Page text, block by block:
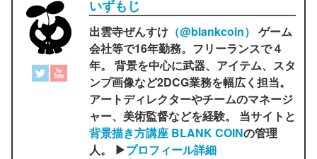
いずもじ
出雲寺ぜんすけ （‎@blankcoin） ゲーム
会社等で16年勤務。フリーランスで４
年。 背景を中心に武器、アイテム、スタ
ンプ画像など2DCG業務を幅広く担当。
アートディレクターやチームのマネージ
ャー、美術監督などを経験。 当サイトと
背景描き方講座 BLANK COINの管理
人。 ▶プロフィール詳細